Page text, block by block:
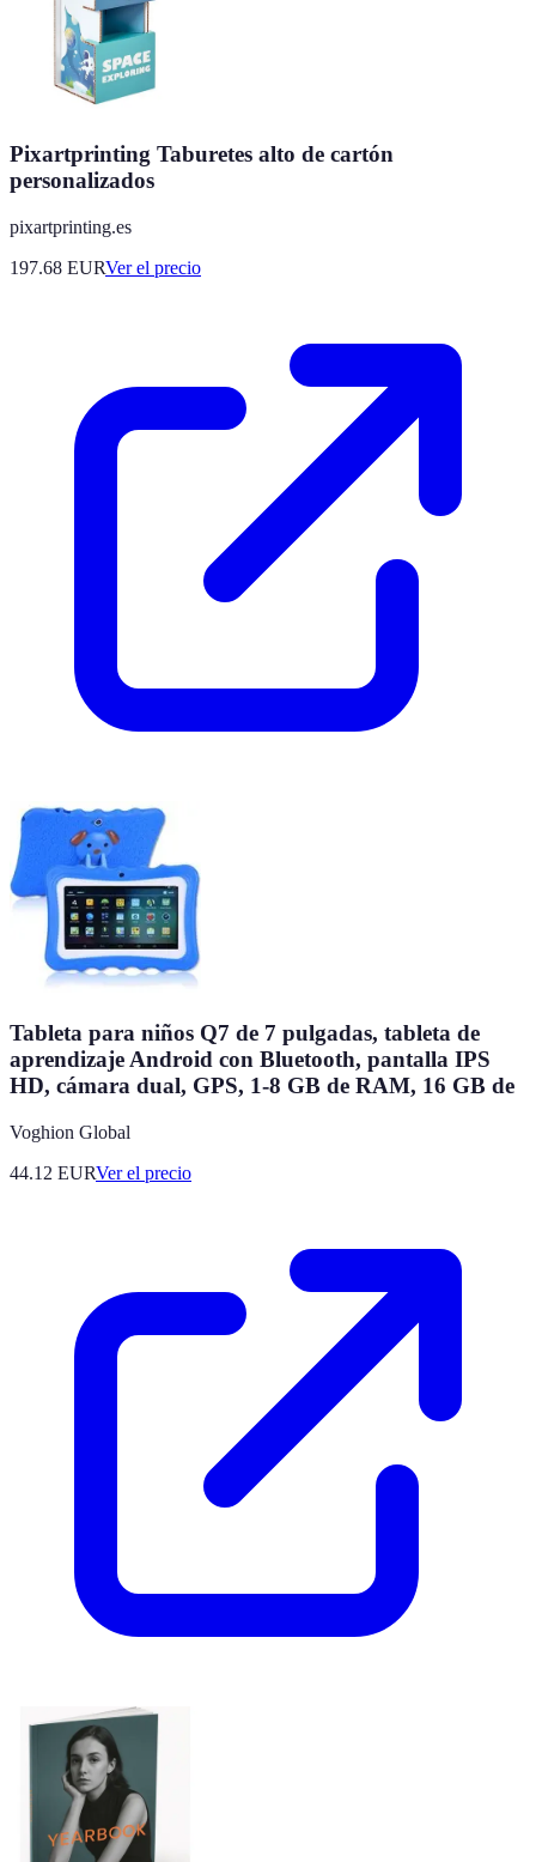
Pixartprinting Taburetes alto de cartón
personalizados
pixartprinting.es
197.68 EURVer el precio
Tableta para niños Q7 de 7 pulgadas, tableta de
aprendizaje Android con Bluetooth, pantalla IPS
HD, cámara dual, GPS, 1-8 GB de RAM, 16 GB de
Voghion Global
44.12 EURVer el precio